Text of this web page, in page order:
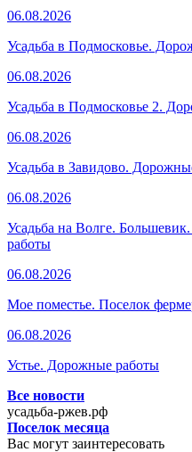
06.08.2026
Усадьба в Подмосковье.
06.08.2026
Усадьба в Подмосковье 2.
06.08.2026
Усадьба в Завидово.
06.08.2026
Усадьба на Волге.
работы
06.08.2026
Мое поместье. Поселок
06.08.2026
Устье. Дорожные работы
Все новости
усадьба-ржев.рф
Поселок месяца
Вас могут заинтересовать